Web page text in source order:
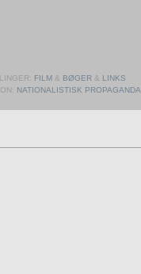
FILM & BØGER & LINKS
NATIONALISTISK PROPAGANDA